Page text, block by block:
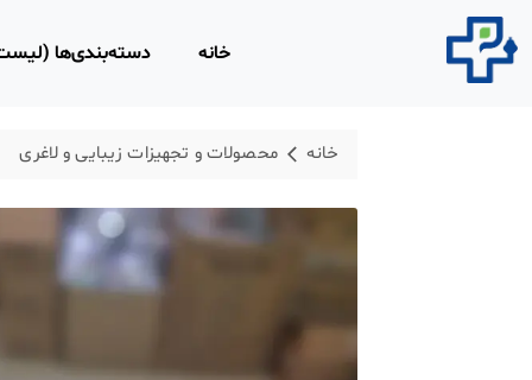
خانه دسته‌بندی‌ها
روپوش و اسکراب
محلول‌های ضد
محصولات و
لاغری
فیزیوتراپی
خانه محصولات و تجهیزات زیبایی و لاغری